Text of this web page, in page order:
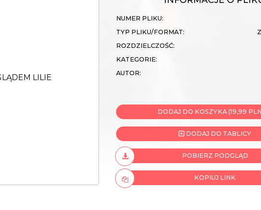
NUMER PLIKU:
TYP PLIKU/FORMAT:
ROZDZIELCZOŚĆ:
KATEGORIE:
AUTOR:
DODAJ DO KOSZYKA (19,99
DODAJ DO TABLICY
POBIERZ PODGLĄD
KOPIUJ LINK